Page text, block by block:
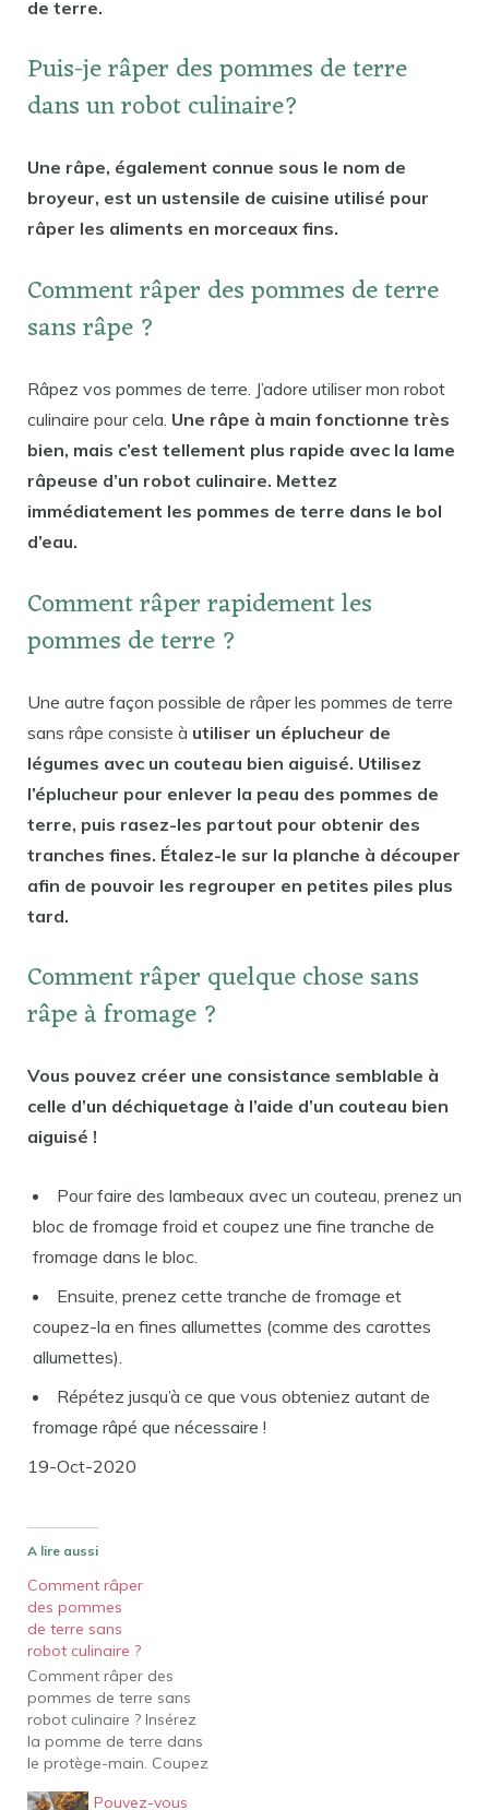
de terre.
Puis-je râper des pommes de terre
dans un robot culinaire?
Une râpe, également connue sous le nom de
broyeur, est un ustensile de cuisine utilisé pour
râper les aliments en morceaux fins.
Comment râper des pommes de terre
sans râpe ?
Râpez vos pommes de terre. J’adore utiliser mon robot
culinaire pour cela. Une râpe à main fonctionne très
bien, mais c’est tellement plus rapide avec la lame
râpeuse d’un robot culinaire. Mettez
immédiatement les pommes de terre dans le bol
d’eau.
Comment râper rapidement les
pommes de terre ?
Une autre façon possible de râper les pommes de terre
sans râpe consiste à utiliser un éplucheur de
légumes avec un couteau bien aiguisé. Utilisez
l’éplucheur pour enlever la peau des pommes de
terre, puis rasez-les partout pour obtenir des
tranches fines. Étalez-le sur la planche à découper
afin de pouvoir les regrouper en petites piles plus
tard.
Comment râper quelque chose sans
râpe à fromage ?
Vous pouvez créer une consistance semblable à
celle d’un déchiquetage à l’aide d’un couteau bien
aiguisé !
Pour faire des lambeaux avec un couteau, prenez un
bloc de fromage froid et coupez une fine tranche de
fromage dans le bloc.
Ensuite, prenez cette tranche de fromage et
coupez-la en fines allumettes (comme des carottes
allumettes).
Répétez jusqu’à ce que vous obteniez autant de
fromage râpé que nécessaire !
19-Oct-2020
A lire aussi
Comment râper
des pommes
de terre sans
robot culinaire ?
Comment râper des
pommes de terre sans
robot culinaire ? Insérez
la pomme de terre dans
le protège-main. Coupez
Pouvez-vous